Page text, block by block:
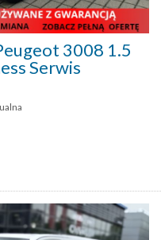
3008 1.5
Serwis